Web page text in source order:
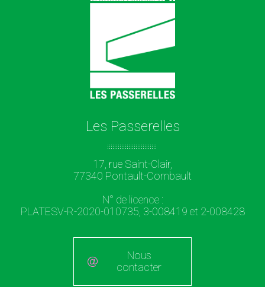
Les Passerelles
17, rue Saint-Clair,
77340 Pontault-Combault
N° de licence :
PLATESV-R-2020-010735, 3-008419 et 2-008428
Nous
contacter